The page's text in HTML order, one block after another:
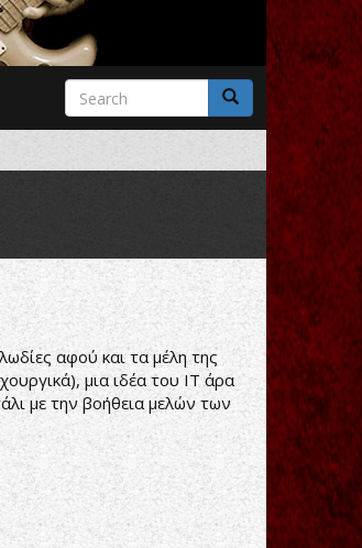
Search
form
Search
αφού και τα μέλη της
μια ιδέα του ΙΤ άρα
με την βοήθεια μελών των